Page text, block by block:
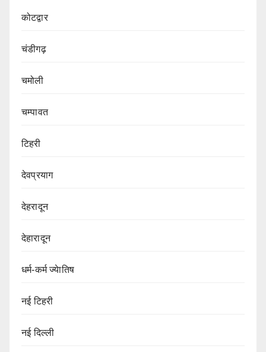
कोटद्वार
चंडीगढ़
चमोली
चम्पावत
टिहरी
देवप्रयाग
देहरादून
देहारादून
धर्म-कर्म ज्येातिष
नई टिहरी
नई दिल्ली